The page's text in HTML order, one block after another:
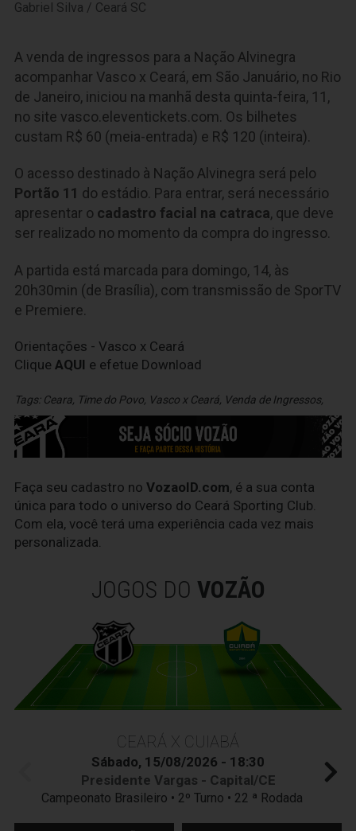
Gabriel Silva / Ceará SC
A venda de ingressos para a Nação Alvinegra
acompanhar Vasco x Ceará, em São Januário, no Rio
de Janeiro, iniciou na manhã desta quinta-feira, 11,
no site vasco.eleventickets.com. Os bilhetes
custam R$ 60 (meia-entrada) e R$ 120 (inteira).
O acesso destinado à Nação Alvinegra será pelo
Portão 11 do estádio. Para entrar, será necessário
apresentar o cadastro facial na catraca, que deve
ser realizado no momento da compra do ingresso.
A partida está marcada para domingo, 14, às
20h30min (de Brasília), com transmissão de SporTV
e Premiere.
Orientações - Vasco x Ceará
Clique AQUI e efetue Download
Tags: Ceara Time do Povo Vasco x Ceará Venda de Ingressos,
Faça seu cadastro no VozaoID.com, é a sua conta
única para todo o universo do Ceará Sporting Club.
Com ela, você terá uma experiência cada vez mais
personalizada.
JOGOS DO VOZÃO
CEARÁ X CUIABÁ
Sábado, 15/08/2026 - 18:30
Presidente Vargas - Capital/CE
Campeonato Brasileiro • 2º Turno • 22 ª Rodada